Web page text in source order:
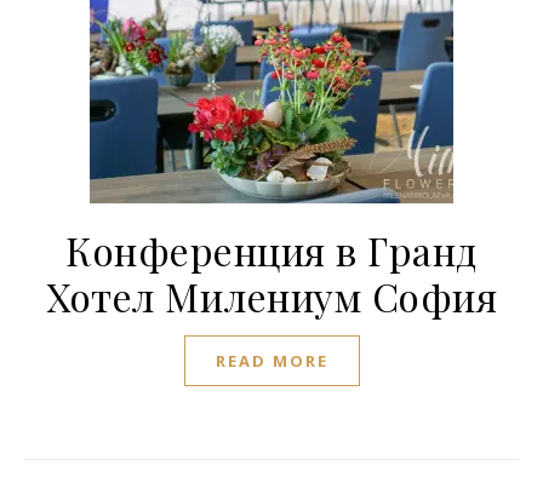
Конференция в Гранд
Хотел Милениум София
READ MORE